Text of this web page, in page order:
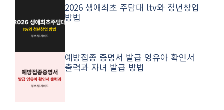
2026 생애최초 주담대 ltv와 청년창업
방법
예방접종 증명서 발급 영유아 확인서
출력과 자녀 발급 방법